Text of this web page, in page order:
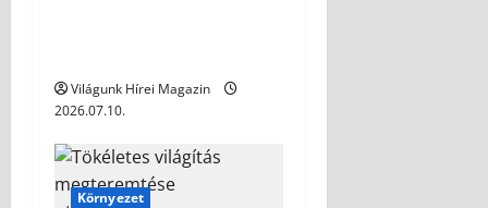
Világunk Hírei Magazin
2026.07.10.
Környezet